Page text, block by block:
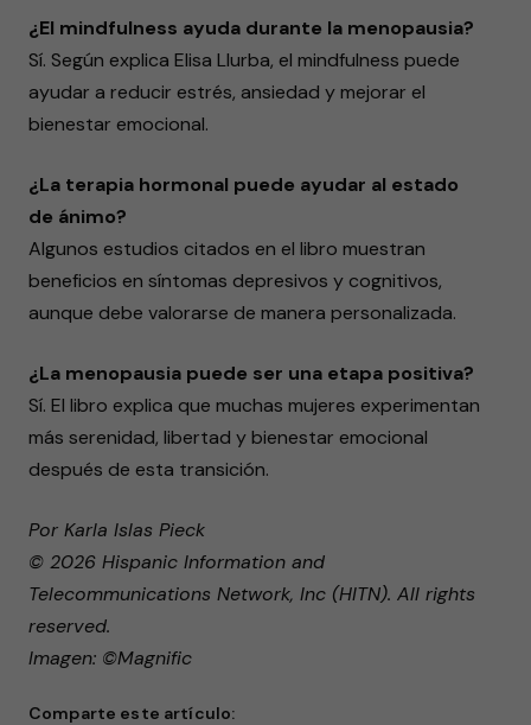
¿El mindfulness ayuda durante la menopausia?
Sí. Según explica Elisa Llurba, el mindfulness puede
ayudar a reducir estrés, ansiedad y mejorar el
bienestar emocional.
¿La terapia hormonal puede ayudar al estado
de ánimo?
Algunos estudios citados en el libro muestran
beneficios en síntomas depresivos y cognitivos,
aunque debe valorarse de manera personalizada.
¿La menopausia puede ser una etapa positiva?
Sí. El libro explica que muchas mujeres experimentan
más serenidad, libertad y bienestar emocional
después de esta transición.
Por Karla Islas Pieck
© 2026 Hispanic Information and
Telecommunications Network, Inc (HITN). All rights
reserved.
Imagen: ©Magnific
Comparte este artículo: